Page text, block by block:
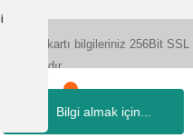
Bilgi almak için...
Kredi kartı bilgileriniz 256Bit SSL
Sepetim
İletişim
e-